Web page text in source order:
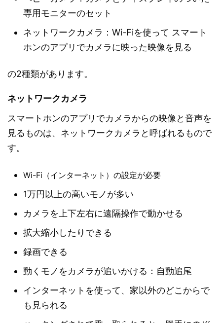
専用モニターのセット
ネットワークカメラ：Wi-Fiを使って スマート
ホンのアプリでカメラに映った映像を見る
の2種類があります。
ネットワークカメラ
スマートホンのアプリでカメラからの映像と音声を
見るものは、ネットワークカメラと呼ばれるもので
す。
Wi-Fi（インターネット）の設定が必要
1万円以上の高いモノが多い
カメラを上下左右に遠隔操作で動かせる
拡大縮小したりできる
録画できる
動くモノをカメラが追いかける：自動追尾
インターネットを使って、家以外のどこからで
も見られる